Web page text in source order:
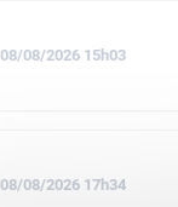
08/08/2026 15h03
08/08/2026 17h34